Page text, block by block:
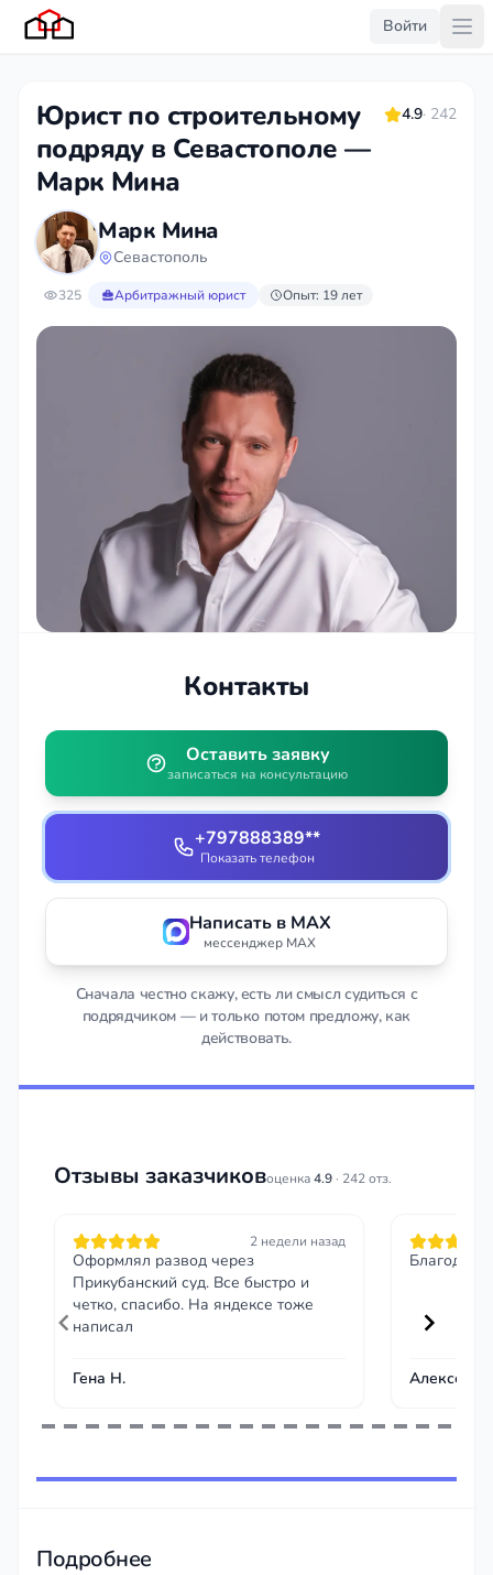
Войти
Юрист по строительному
подряду в Севастополе —
Марк Мина
4.9· 242
Марк Мина
Севастополь
325 Арбитражный юрист Опыт: 19 лет
Контакты
Оставить заявку
записаться на консультацию
+797888389**
Показать телефон
Написать в MAX
мессенджер MAX
Сначала честно скажу, есть ли смысл судиться с
подрядчиком — и только потом предложу, как
действовать.
Отзывы заказчиковоценка4.9 · 242 отз.
2 недели назад
Оформлял развод через
Прикубанский суд. Все быстро и
четко, спасибо. На яндексе тоже
написал
Гена Н. Алексей
1
Подробнее